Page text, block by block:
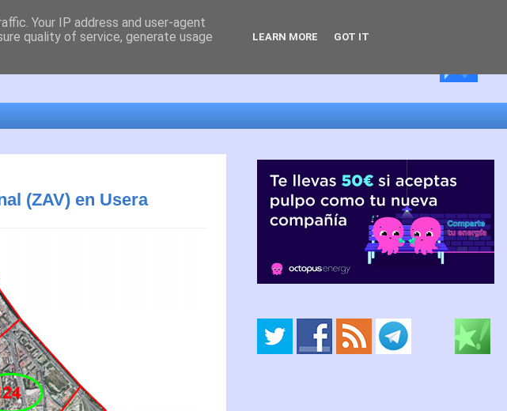
(ZAV) en Usera
Your IP address and user-agent
quality of service, generate usage
LEARN MORE GOT IT